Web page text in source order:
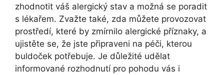
zhodnotit váš alergický stav a možná se poradit
s lékařem. Zvažte také,⁢ zda můžete provozovat
prostředí, které by zmírnilo alergické⁢ příznaky, a⁣
ujistěte ‍se, že‍ jste připraveni​ na péči, kterou‌
buldoček potřebuje. Je důležité‍ udělat
informované rozhodnutí pro pohodu vás i